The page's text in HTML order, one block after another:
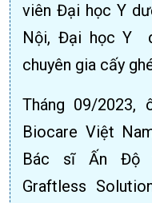
viên Đại học Y
Nội, Đại học Y
chuyên gia cấy
Tháng 09/2023,
Biocare Việt
Bác sĩ Ấn Độ
Graftless